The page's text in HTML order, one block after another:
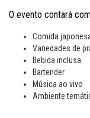
O evento contará
Comida
Variedades de
Bebida inclusa
Bartender
Música ao vivo
Ambiente